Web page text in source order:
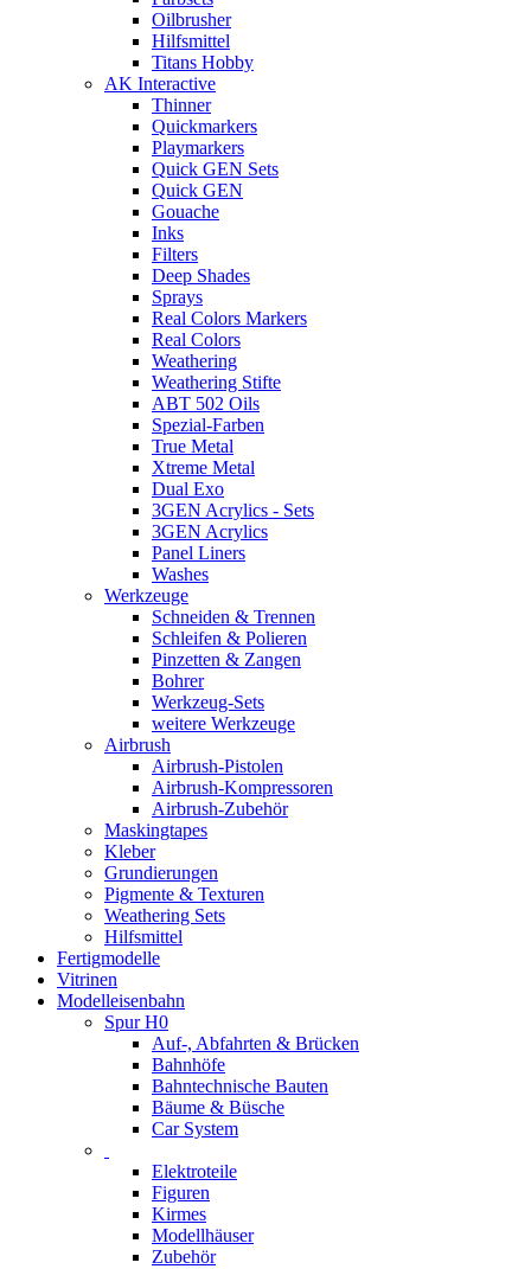
Oilbrusher
Hilfsmittel
Titans Hobby
AK Interactive
Thinner
Quickmarkers
Playmarkers
Quick GEN Sets
Quick GEN
Gouache
Inks
Filters
Deep Shades
Sprays
Real Colors Markers
Real Colors
Weathering
Weathering Stifte
ABT 502 Oils
Spezial-Farben
True Metal
Xtreme Metal
Dual Exo
3GEN Acrylics - Sets
3GEN Acrylics
Panel Liners
Washes
Werkzeuge
Schneiden & Trennen
Schleifen & Polieren
Pinzetten & Zangen
Bohrer
Werkzeug-Sets
weitere Werkzeuge
Airbrush
Airbrush-Pistolen
Airbrush-Kompressoren
Airbrush-Zubehör
Maskingtapes
Kleber
Grundierungen
Pigmente & Texturen
Weathering Sets
Hilfsmittel
Fertigmodelle
Vitrinen
Modelleisenbahn
Spur H0
Auf-, Abfahrten & Brücken
Bahnhöfe
Bahntechnische Bauten
Bäume & Büsche
Car System
Elektroteile
Figuren
Kirmes
Modellhäuser
Zubehör